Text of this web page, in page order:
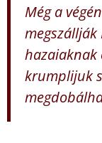
Még a
megszállják
hazaiaknak
krumplijuk